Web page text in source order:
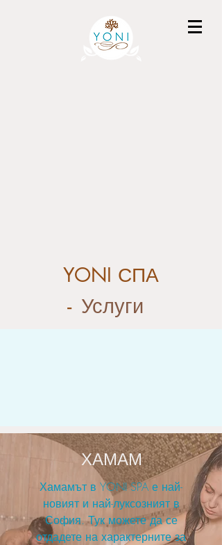
YONI СПА
- Услуги
ХАМАМ
Хамамът в YONI SPA е най-
новият и най-луксозният в
София. Тук можете да се
отдадете на характерните за